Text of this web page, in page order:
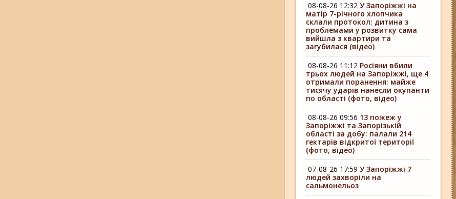
08-08-26 12:32 У Запоріжжі на
матір 7-річного хлопчика
склали протокол: дитина з
проблемами у розвитку сама
вийшла з квартири та
загубилася (відео)
08-08-26 11:12 Росіяни вбили
трьох людей на Запоріжжі, ще 4
отримали поранення: майже
тисячу ударів нанесли окупанти
по області (фото, відео)
08-08-26 09:56 13 пожеж у
Запоріжжі та Запорізькій
області за добу: палали 214
гектарів відкритої території
(фото, відео)
07-08-26 17:59 У Запоріжжі 7
людей захворіли на
сальмонельоз